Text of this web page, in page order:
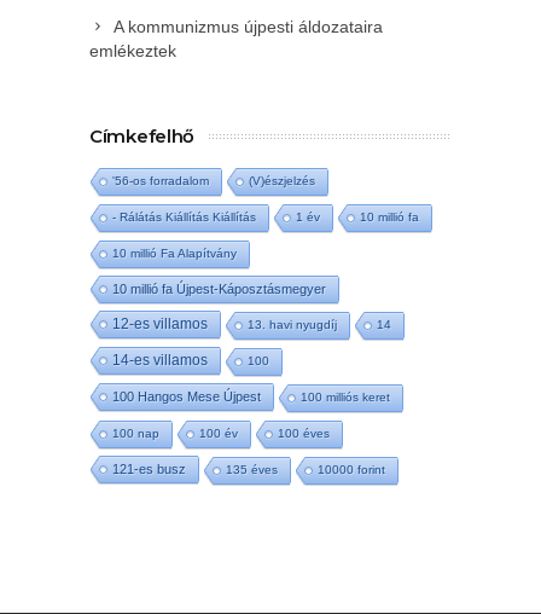
A kommunizmus újpesti áldozataira
emlékeztek
Címkefelhő
'56-os forradalom (V)észjelzés
- Rálátás Kiállítás Kiállítás 1 év 10 millió fa
10 millió Fa Alapítvány
10 millió fa Újpest-Káposztásmegyer
12-es villamos 13. havi nyugdíj 14
14-es villamos 100
100 Hangos Mese Újpest 100 milliós keret
100 nap 100 év 100 éves
121-es busz 135 éves 10000 forint